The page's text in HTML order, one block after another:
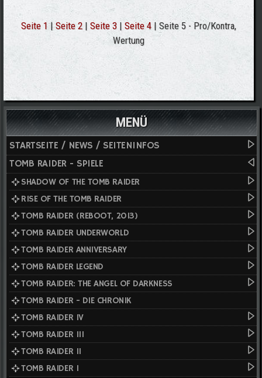
Seite 1|Seite 2 | Seite 3 | Seite 4| Seite 5 - Pro/Kontra,
Wertung
MENÜ
STARTSEITE / NEWS / SEITENINFOS
TOMB RAIDER - SPIELE
SHADOW OF THE TOMB RAIDER
RISE OF THE TOMB RAIDER
TOMB RAIDER (REBOOT, 2013)
TOMB RAIDER UNDERWORLD
TOMB RAIDER ANNIVERSARY
TOMB RAIDER LEGEND
TOMB RAIDER: THE ANGEL OF DARKNESS
TOMB RAIDER - DIE CHRONIK
TOMB RAIDER IV
TOMB RAIDER III
TOMB RAIDER II
TOMB RAIDER I